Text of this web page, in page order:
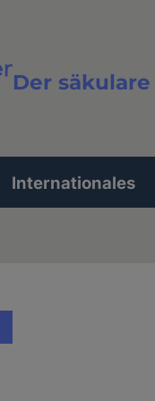
Der
Volltextsuche
Internationales